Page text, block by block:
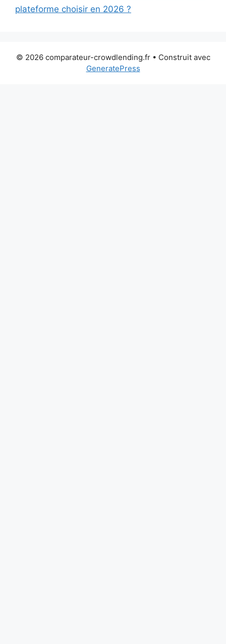
plateforme choisir en 2026 ?
© 2026 comparateur-crowdlending.fr• Construit avec
GeneratePress